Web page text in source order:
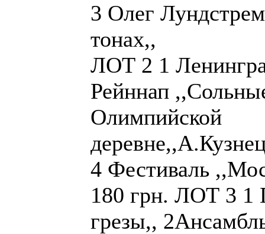
3 Олег
тонах,,
ЛОТ 2 1
Рейннап
Олимпийской
4 Фестиваль
180 грн. ЛОТ 3 1
грезы,,